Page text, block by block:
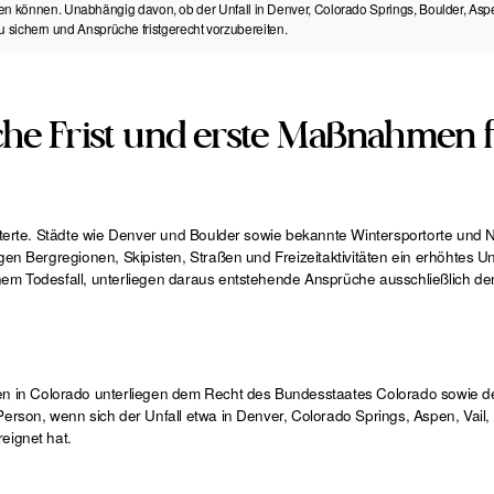
Unabhängig davon, ob der Unfall in Denver, Colorado Springs, Boulder,
und Ansprüche fristgerecht vorzubereiten.
Frist und erste Maßnahmen
Städte wie Denver und Boulder sowie bekannte Wintersportorte und
Bergregionen, Skipisten, Straßen und Freizeitaktivitäten ein erhöhtes
Todesfall, unterliegen daraus entstehende Ansprüche ausschließlich
Colorado unterliegen dem Recht des Bundesstaates Colorado sowie
wenn sich der Unfall etwa in Denver, Colorado Springs, Aspen,
hat.